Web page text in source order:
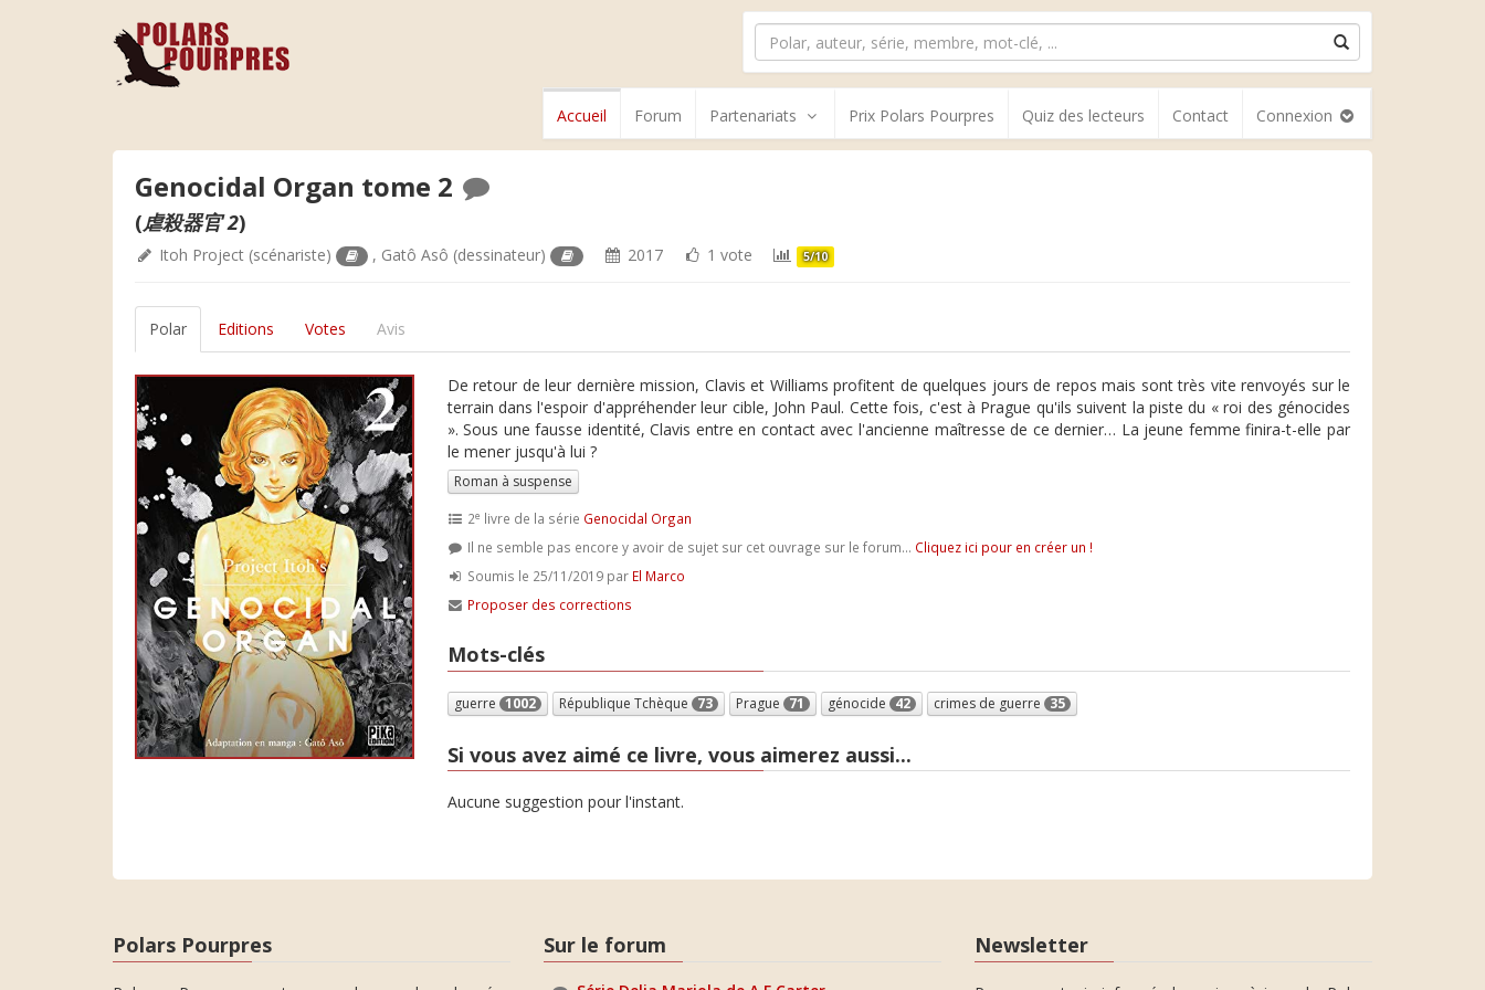
Accueil Forum Partenariats Prix Polars Pourpres Quiz des lecteurs Contact Connexion
Genocidal Organ tome 2
(虐殺器官 2)
Itoh Project (scénariste) , Gatô Asô (dessinateur) 2017 1 vote 5/10
Polar Editions Votes Avis
De retour de leur dernière mission, Clavis et Williams profitent de quelques jours de repos mais sont très vite renvoyés sur le
terrain dans l'espoir d'appréhender leur cible, John Paul. Cette fois, c'est à Prague qu'ils suivent la piste du « roi des génocides
». Sous une fausse identité, Clavis entre en contact avec l'ancienne maîtresse de ce dernier… La jeune femme finira-t-elle par
le mener jusqu'à lui ?
Roman à suspense
2e livre de la série Genocidal Organ
Il ne semble pas encore y avoir de sujet sur cet ouvrage sur le forum... Cliquez ici pour en créer un !
Soumis le 25/11/2019 par El Marco
Proposer des corrections
Mots-clés
guerre 1002 République Tchèque 73 Prague 71 génocide 42 crimes de guerre 35
Si vous avez aimé ce livre, vous aimerez aussi...
Aucune suggestion pour l'instant.
Polars Pourpres Sur le forum Newsletter